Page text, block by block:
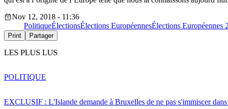
Nov 12, 2018 - 11:36
PolitiqueÉlectionsÉlections EuropéennesÉlections Européennes
Print Partager
LES PLUS LUS
EXCLUSIF : L'Islande demande à Bruxelles de ne pas s'immiscer
POLITIQUE